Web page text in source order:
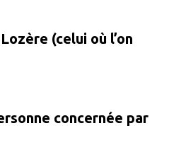
(celui où l’on
concernée par